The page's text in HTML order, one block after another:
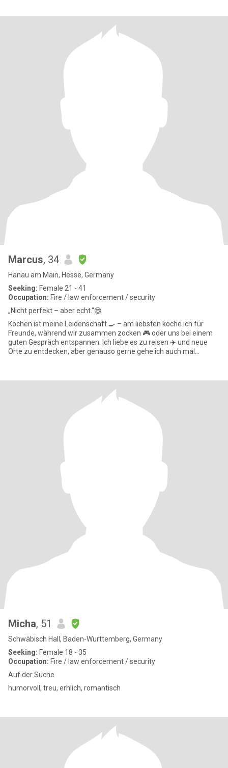
Marcus, 34
Hanau am Main, Hesse, Germany
Seeking: Female 21 - 41
Occupation: Fire / law enforcement / security
„Nicht perfekt – aber echt.“😄
Kochen ist meine Leidenschaft 🍳 – am liebsten koche ich für
Freunde, während wir zusammen zocken 🎮 oder uns bei einem
guten Gespräch entspannen. Ich liebe es zu reisen ✈️ und neue
Orte zu entdecken, aber genauso gerne gehe ich auch mal
Micha, 51
Schwäbisch Hall, Baden-Wurttemberg, Germany
Seeking: Female 18 - 35
Occupation: Fire / law enforcement / security
Auf der Suche
humorvoll, treu, erhlich, romantisch